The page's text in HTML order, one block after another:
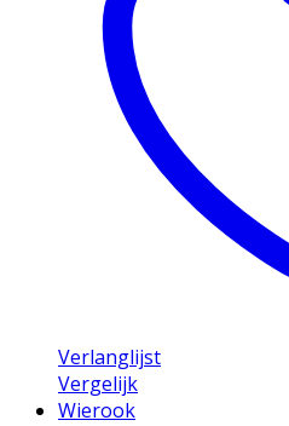
Verlanglijst
Vergelijk
Wierook